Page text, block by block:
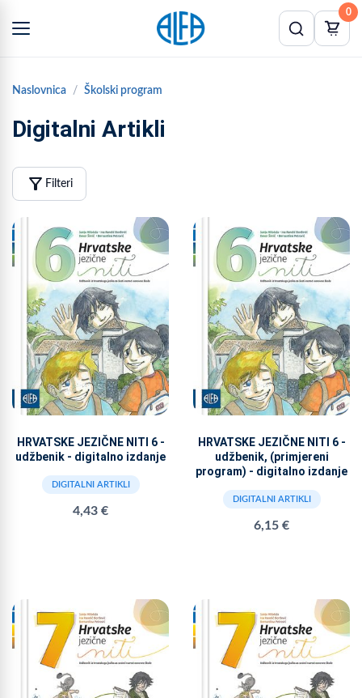
0
Naslovnica Školski program
Digitalni Artikli
filter_alt Filteri
HRVATSKE JEZIČNE NITI 6 -
udžbenik - digitalno izdanje
DIGITALNI ARTIKLI
4,43 €
HRVATSKE JEZIČNE NITI 6 -
udžbenik, (primjereni
program) - digitalno izdanje
DIGITALNI ARTIKLI
6,15 €